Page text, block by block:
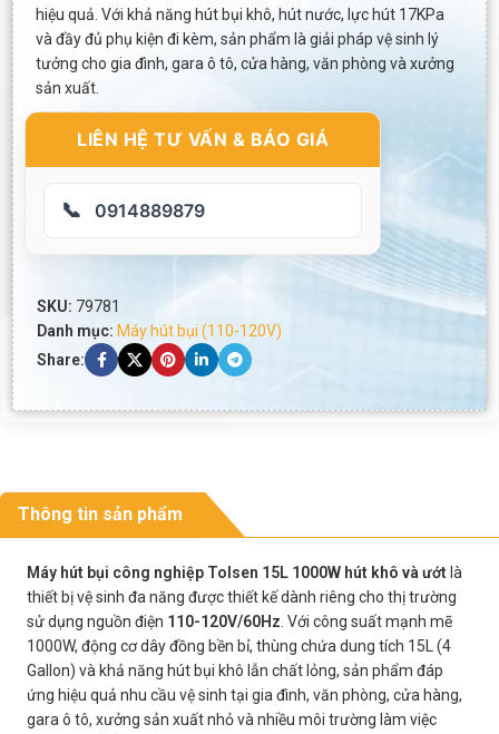
hiệu quả. Với khả năng hút bụi khô, hút nước, lực hút 17KPa
và đầy đủ phụ kiện đi kèm, sản phẩm là giải pháp vệ sinh lý
tưởng cho gia đình, gara ô tô, cửa hàng, văn phòng và xưởng
sản xuất.
LIÊN HỆ TƯ VẤN & BÁO GIÁ
📞 0914889879
SKU: 79781
Danh mục: Máy hút bụi (110-120V)
Share:
Thông tin sản phẩm
Máy hút bụi công nghiệp Tolsen 15L 1000W hút khô và ướt là
thiết bị vệ sinh đa năng được thiết kế dành riêng cho thị trường
sử dụng nguồn điện 110-120V/60Hz . Với công suất mạnh mẽ
1000W, động cơ dây đồng bền bỉ, thùng chứa dung tích 15L (4
Gallon) và khả năng hút bụi khô lẫn chất lỏng, sản phẩm đáp
ứng hiệu quả nhu cầu vệ sinh tại gia đình, văn phòng, cửa hàng,
gara ô tô, xưởng sản xuất nhỏ và nhiều môi trường làm việc